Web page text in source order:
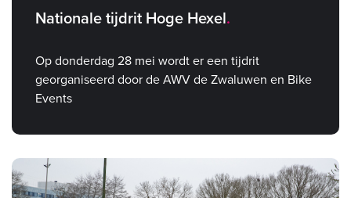
Nationale tijdrit Hoge Hexel
Op donderdag 28 mei wordt er een tijdrit
georganiseerd door de AWV de Zwaluwen en Bike
Events